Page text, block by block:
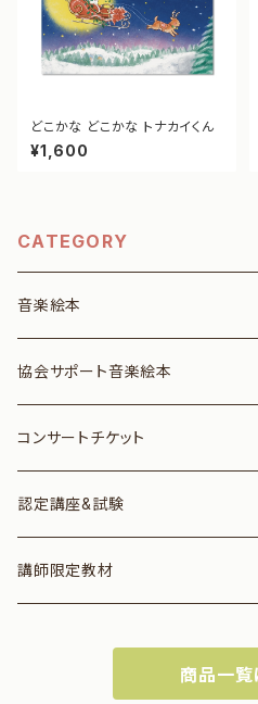
どこかな どこかな トナカイくん
¥1,600
CATEGORY
音楽絵本
協会サポート音楽絵本
コンサートチケット
認定講座&試験
講師限定教材
商品一覧